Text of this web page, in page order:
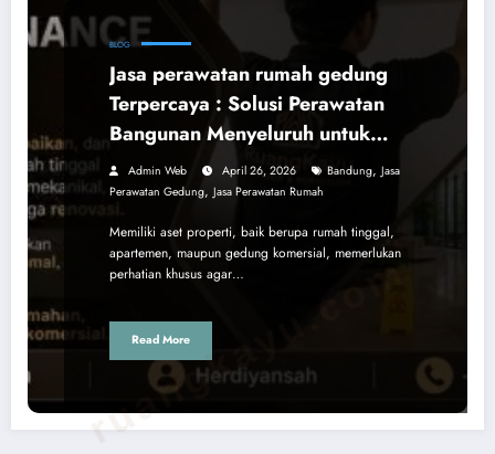
BLOG
Jasa perawatan rumah gedung
Terpercaya : Solusi Perawatan
Bangunan Menyeluruh untuk
Investasi Anda
Admin Web April 26, 2026 Bandung, Jasa
Perawatan Gedung, Jasa Perawatan Rumah
Memiliki aset properti, baik berupa rumah tinggal,
apartemen, maupun gedung komersial, memerlukan
perhatian khusus agar…
Read More
ruangkayu.com